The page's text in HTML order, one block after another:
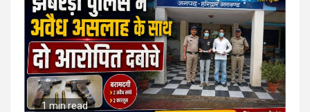
1 min read